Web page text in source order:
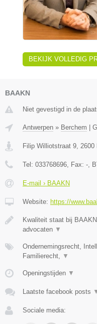
BEKIJK VOLLEDIG
BAAKN
Niet gevestigd in de
Antwerpen » Berchem
Filip Williotstraat 9 2600
Tel: 033768696 , Fax: - ,
E-mail › BAAKN
Website: https://
Kwaliteit staat bij
advocaten ▼
Ondernemingsrecht,
Familierecht,
▼
Openingstijden ▼
Laatste facebook posts
Sociale media: